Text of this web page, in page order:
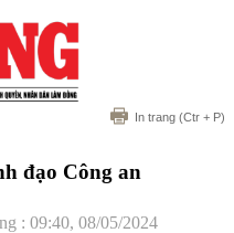
In trang (Ctr + P)
đạo Công an
: 09:40, 08/05/2024